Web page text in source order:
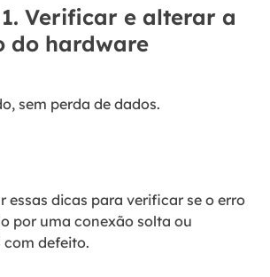
Verificar e alterar a
do hardware
sem perda de dados.
essas dicas para verificar se o erro
por uma conexão solta ou
defeito.